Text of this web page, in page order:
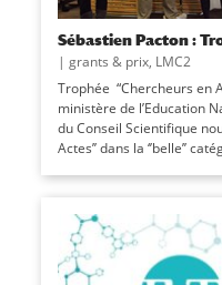
Sébastien Pacton :
| grants & prix, LMC2
Trophée “Chercheurs en
ministère de l’Education
du Conseil Scientifique
Actes’’ dans la ‘’belle’’